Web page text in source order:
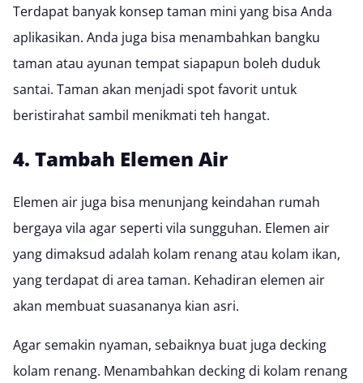
Terdapat banyak konsep taman mini yang bisa Anda
aplikasikan. Anda juga bisa menambahkan bangku
taman atau ayunan tempat siapapun boleh duduk
santai. Taman akan menjadi spot favorit untuk
beristirahat sambil menikmati teh hangat.
4. Tambah Elemen Air
Elemen air juga bisa menunjang keindahan rumah
bergaya vila agar seperti vila sungguhan. Elemen air
yang dimaksud adalah kolam renangatau kolam ikan,
yang terdapat di area taman. Kehadiran elemen air
akan membuat suasananya kian asri.
Agar semakin nyaman, sebaiknya buat juga decking
kolam renang. Menambahkan decking di kolam renang